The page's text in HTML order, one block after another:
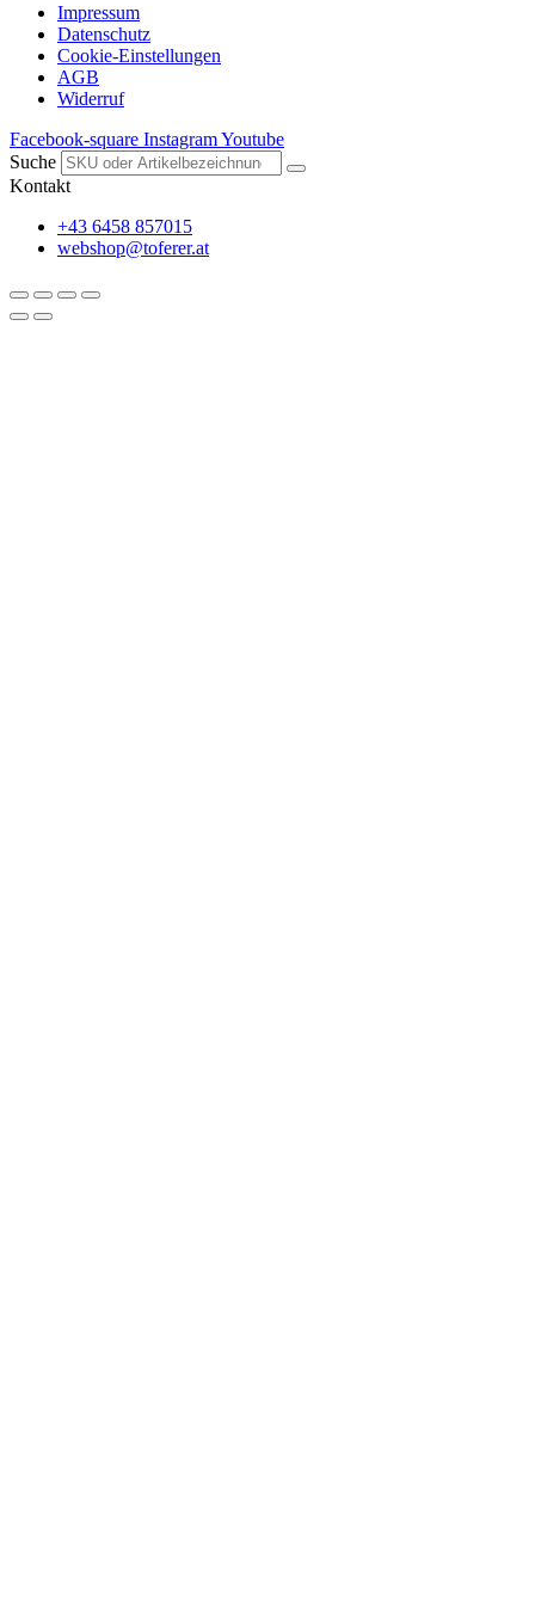
Impressum
Datenschutz
Cookie-Einstellungen
AGB
Widerruf
Facebook-square InstagramYoutube
Suche
Kontakt
+43 6458 857015
webshop@toferer.at